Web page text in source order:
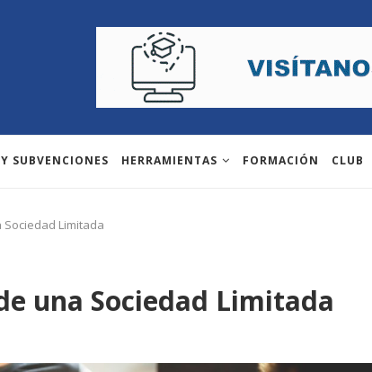
SUBVENCIONES HERRAMIENTAS FORMACIÓN CLUB
Limitada
una Sociedad Limitada